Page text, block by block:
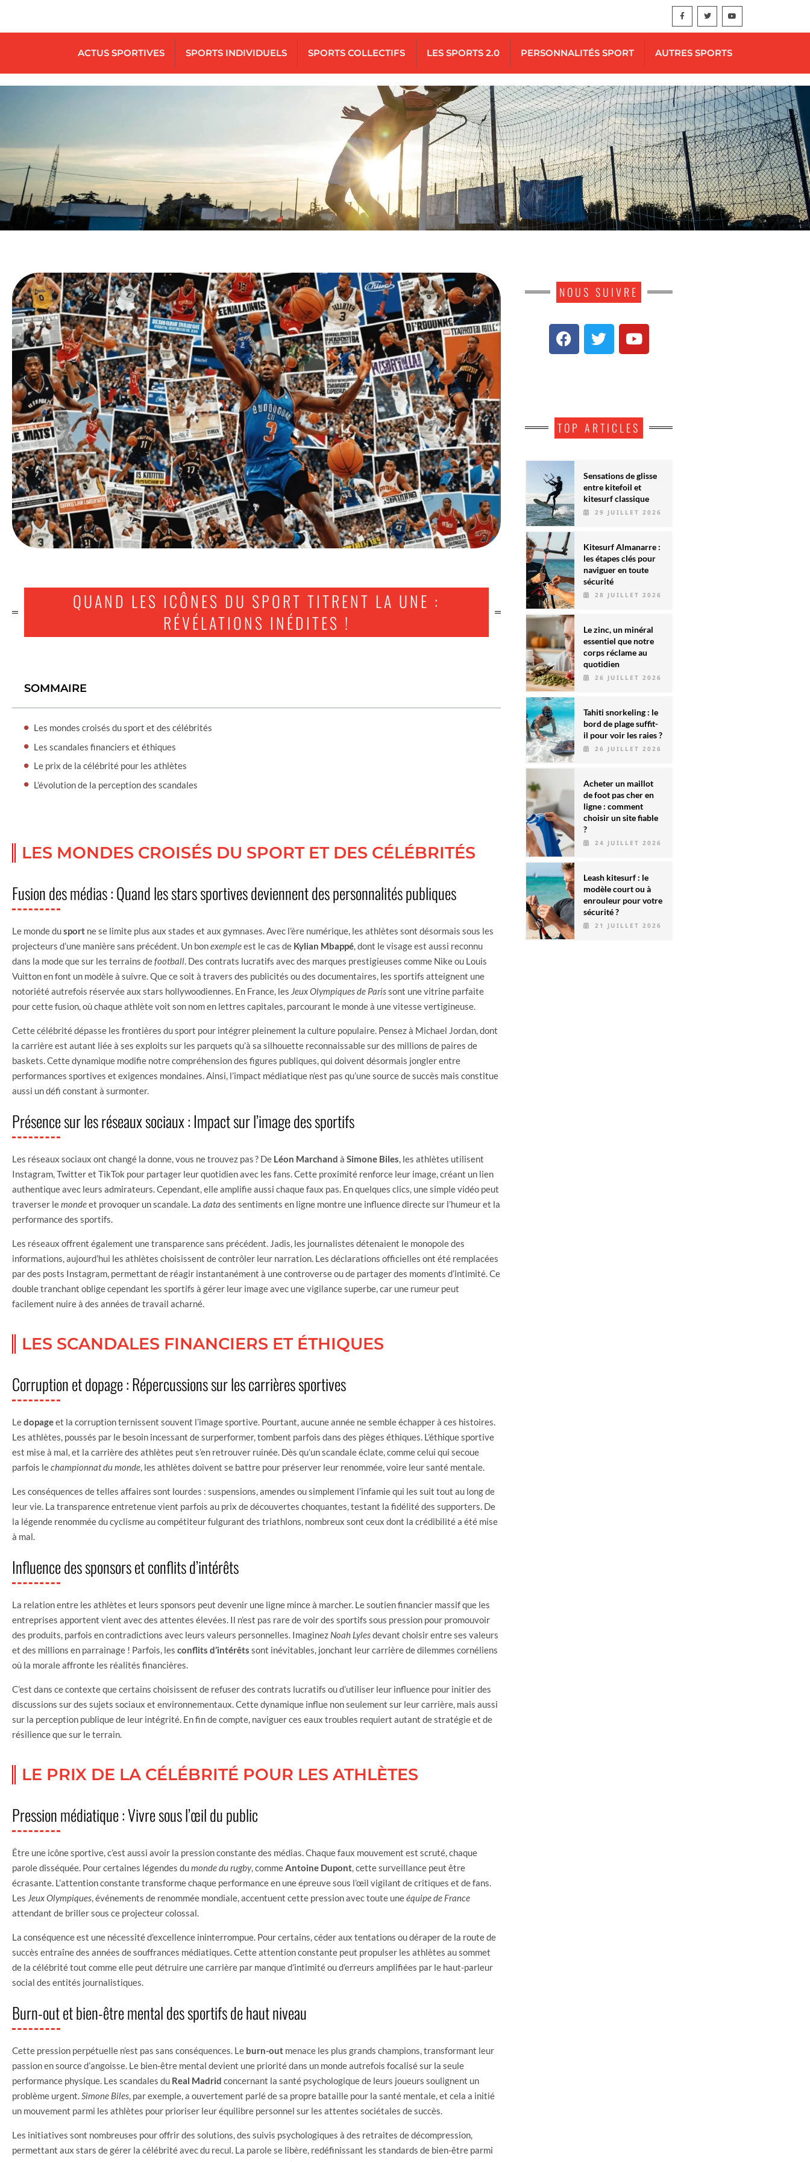
ACTUS SPORTIVES SPORTS INDIVIDUELS SPORTS COLLECTIFS LES SPORTS 2.0 PERSONNALITÉS SPORT AUTRES SPORTS
QUAND LES ICÔNES DU SPORT TITRENT LA UNE :
RÉVÉLATIONS INÉDITES !
SOMMAIRE
Les mondes croisés du sport et des célébrités
Les scandales financiers et éthiques
Le prix de la célébrité pour les athlètes
L’évolution de la perception des scandales
LES MONDES CROISÉS DU SPORT ET DES CÉLÉBRITÉS
Fusion des médias : Quand les stars sportives deviennent des personnalités publiques
Le monde dusport ne se limite plus aux stades et aux gymnases. Avec l’ère numérique, les athlètes sont désormais sous les
projecteurs d’une manière sans précédent. Un bonexempleest le cas de Kylian Mbappé, dont le visage est aussi reconnu
dans la mode que sur les terrains defootball. Des contrats lucratifs avec des marques prestigieuses comme Nike ou Louis
Vuitton en font un modèle à suivre. Que ce soit à travers des publicités ou des documentaires, les sportifs atteignent une
notoriété autrefois réservée aux stars hollywoodiennes. En France, les Jeux Olympiques de Parissont une vitrine parfaite
pour cette fusion, où chaque athlète voit son nom en lettres capitales, parcourant le monde à une vitesse vertigineuse.
Cette célébrité dépasse les frontières du sport pour intégrer pleinement la culture populaire. Pensez à Michael Jordan, dont
la carrière est autant liée à ses exploits sur les parquets qu’à sa silhouette reconnaissable sur des millions de paires de
baskets. Cette dynamique modifie notre compréhension des figures publiques, qui doivent désormais jongler entre
performances sportives et exigences mondaines. Ainsi, l’impact médiatique n’est pas qu’une source de succès mais constitue
aussi un défi constant à surmonter.
Présence sur les réseaux sociaux : Impact sur l’image des sportifs
Les réseaux sociaux ont changé la donne, vous ne trouvez pas ? De Léon Marchand à Simone Biles, les athlètes utilisent
Instagram, Twitter et TikTok pour partager leur quotidien avec les fans. Cette proximité renforce leur image, créant un lien
authentique avec leurs admirateurs. Cependant, elle amplifie aussi chaque faux pas. En quelques clics, une simple vidéo peut
traverser lemondeet provoquer un scandale. La data des sentiments en ligne montre une influence directe sur l’humeur et la
performance des sportifs.
Les réseaux offrent également une transparence sans précédent. Jadis, les journalistes détenaient le monopole des
informations, aujourd’hui les athlètes choisissent de contrôler leur narration. Les déclarations officielles ont été remplacées
par des posts Instagram, permettant de réagir instantanément à une controverse ou de partager des moments d’intimité. Ce
double tranchant oblige cependant les sportifs à gérer leur image avec une vigilance superbe, car une rumeur peut
facilement nuire à des années de travail acharné.
LES SCANDALES FINANCIERS ET ÉTHIQUES
Corruption et dopage : Répercussions sur les carrières sportives
Ledopageet la corruption ternissent souvent l’image sportive. Pourtant, aucune année ne semble échapper à ces histoires.
Les athlètes, poussés par le besoin incessant de surperformer, tombent parfois dans des pièges éthiques. L’éthique sportive
est mise à mal, et la carrière des athlètes peut s’en retrouver ruinée. Dès qu’un scandale éclate, comme celui qui secoue
parfois lechampionnat du monde, les athlètes doivent se battre pour préserver leur renommée, voire leur santé mentale.
Les conséquences de telles affaires sont lourdes : suspensions, amendes ou simplement l’infamie qui les suit tout au long de
leur vie. La transparence entretenue vient parfois au prix de découvertes choquantes, testant la fidélité des supporters. De
la légende renommée du cyclisme au compétiteur fulgurant des triathlons, nombreux sont ceux dont la crédibilité a été mise
à mal.
Influence des sponsors et conflits d’intérêts
La relation entre les athlètes et leurs sponsors peut devenir une ligne mince à marcher. Le soutien financier massif que les
entreprises apportent vient avec des attentes élevées. Il n’est pas rare de voir des sportifs sous pression pour promouvoir
des produits, parfois en contradictions avec leurs valeurs personnelles. Imaginez Noah Lylesdevant choisir entre ses valeurs
et des millions en parrainage ! Parfois, les conflits d’intérêts sont inévitables, jonchant leur carrière de dilemmes cornéliens
où la morale affronte les réalités financières.
C’est dans ce contexte que certains choisissent de refuser des contrats lucratifs ou d’utiliser leur influence pour initier des
discussions sur des sujets sociaux et environnementaux. Cette dynamique influe non seulement sur leur carrière, mais aussi
sur la perception publique de leur intégrité. En fin de compte, naviguer ces eaux troubles requiert autant de stratégie et de
résilience que sur le terrain.
LE PRIX DE LA CÉLÉBRITÉ POUR LES ATHLÈTES
Pression médiatique : Vivre sous l’œil du public
Être une icône sportive, c’est aussi avoir la pression constante des médias. Chaque faux mouvement est scruté, chaque
parole disséquée. Pour certaines légendes dumonde du rugby, commeAntoine Dupont, cette surveillance peut être
écrasante. L’attention constante transforme chaque performance en une épreuve sous l’œil vigilant de critiques et de fans.
Les Jeux Olympiques, événements de renommée mondiale, accentuent cette pression avec toute uneéquipe de France
attendant de briller sous ce projecteur colossal.
La conséquence est une nécessité d’excellence ininterrompue. Pour certains, céder aux tentations ou déraper de la route de
succès entraîne des années de souffrances médiatiques. Cette attention constante peut propulser les athlètes au sommet
de la célébrité tout comme elle peut détruire une carrière par manque d’intimité ou d’erreurs amplifiées par le haut-parleur
social des entités journalistiques.
Burn-out et bien-être mental des sportifs de haut niveau
Cette pression perpétuelle n’est pas sans conséquences. Le burn-out menace les plus grands champions, transformant leur
passion en source d’angoisse. Le bien-être mental devient une priorité dans un monde autrefois focalisé sur la seule
performance physique. Les scandales du Real Madrid concernant la santé psychologique de leurs joueurs soulignent un
problème urgent.Simone Biles, par exemple, a ouvertement parlé de sa propre bataille pour la santé mentale, et cela a initié
un mouvement parmi les athlètes pour prioriser leur équilibre personnel sur les attentes sociétales de succès.
Les initiatives sont nombreuses pour offrir des solutions, des suivis psychologiques à des retraites de décompression,
permettant aux stars de gérer la célébrité avec du recul. La parole se libère, redéfinissant les standards de bien-être parmi
NOUS SUIVRE
TOP ARTICLES
Sensations de glisse
entre kitefoil et
kitesurf classique
29 JUILLET 2026
Kitesurf Almanarre :
les étapes clés pour
naviguer en toute
sécurité
28 JUILLET 2026
Le zinc, un minéral
essentiel que notre
corps réclame au
quotidien
26 JUILLET 2026
Tahiti snorkeling : le
bord de plage suffit-
il pour voir les raies ?
26 JUILLET 2026
Acheter un maillot
de foot pas cher en
ligne : comment
choisir un site fiable
?
24 JUILLET 2026
Leash kitesurf : le
modèle court ou à
enrouleur pour votre
sécurité ?
21 JUILLET 2026